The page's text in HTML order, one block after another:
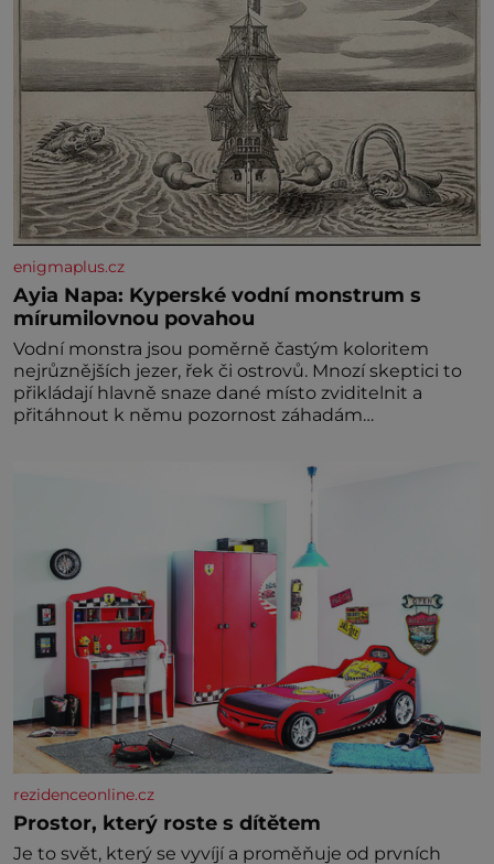
enigmaplus.cz
Ayia Napa: Kyperské vodní monstrum s
mírumilovnou povahou
Vodní monstra jsou poměrně častým koloritem
nejrůznějších jezer, řek či ostrovů. Mnozí skeptici to
přikládají hlavně snaze dané místo zviditelnit a
přitáhnout k němu pozornost záhadám
rezidenceonline.cz
Prostor, který roste s dítětem
Je to svět, který se vyvíjí a proměňuje od prvních